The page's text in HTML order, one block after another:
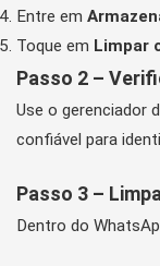
Entre em
Toque em Limpar
Passo 2 –
Use o gerenciador
confiável para
Passo 3 –
Dentro do